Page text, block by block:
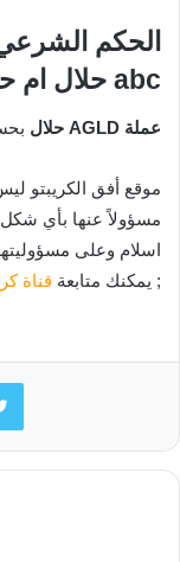
الحكم
abc حلال ام حرام ؟
عملة AGLD حلال
موقع أفق الكريبتو
مسؤولاً عنها بأي
اسلام وعلى
; يمكنك متابعة قناة